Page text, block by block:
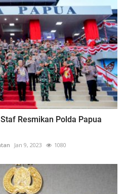
Resmikan Polda Papua
Jan 9, 2023 1080